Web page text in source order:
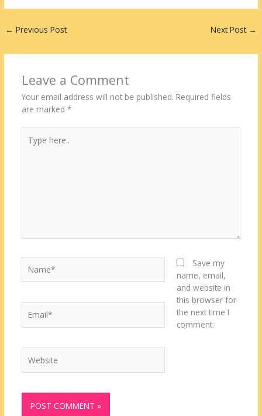
← Previous Post Next Post →
Leave a Comment
Your email address will not be published. Required fields
are marked *
here..
Save my
name, email,
and website in
this browser for
the next time I
comment.